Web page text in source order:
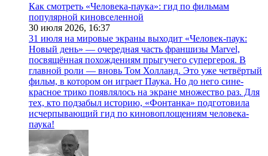
Как смотреть «Человека-паука»: гид по фильмам
популярной киновселенной
30 июля 2026, 16:37
31 июля на мировые экраны выходит «Человек-паук:
Новый день» — очередная часть франшизы Marvel,
посвящённая похождениям прыгучего супергероя. В
главной роли — вновь Том Холланд. Это уже четвёртый
фильм, в котором он играет Паука. Но до него сине-
красное трико появлялось на экране множество раз. Для
тех, кто подзабыл историю, «Фонтанка» подготовила
исчерпывающий гид по киновоплощениям человека-
паука!